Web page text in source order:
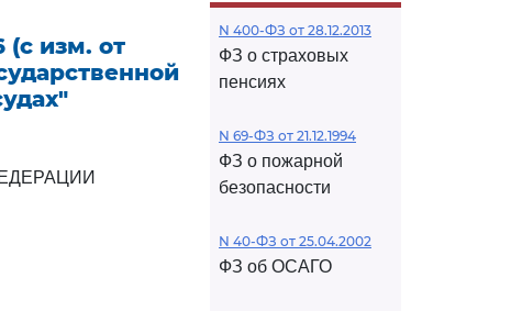
(с изм. от
N 400-ФЗ от 28.12.2013
ФЗ о страховых
пенсиях
N 69-ФЗ от 21.12.1994
ФЗ о пожарной
безопасности
N 40-ФЗ от 25.04.2002
ФЗ об ОСАГО